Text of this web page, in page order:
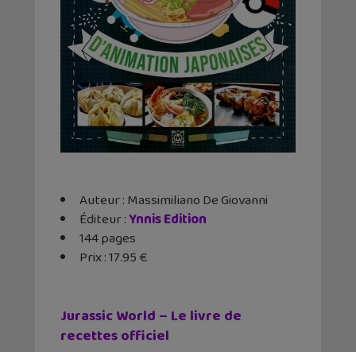
Auteur : Massimiliano De Giovanni
Éditeur ‏: ‎Ynnis Edition
144 pages
Prix : 17.95 €
Jurassic World – Le livre de
recettes officiel